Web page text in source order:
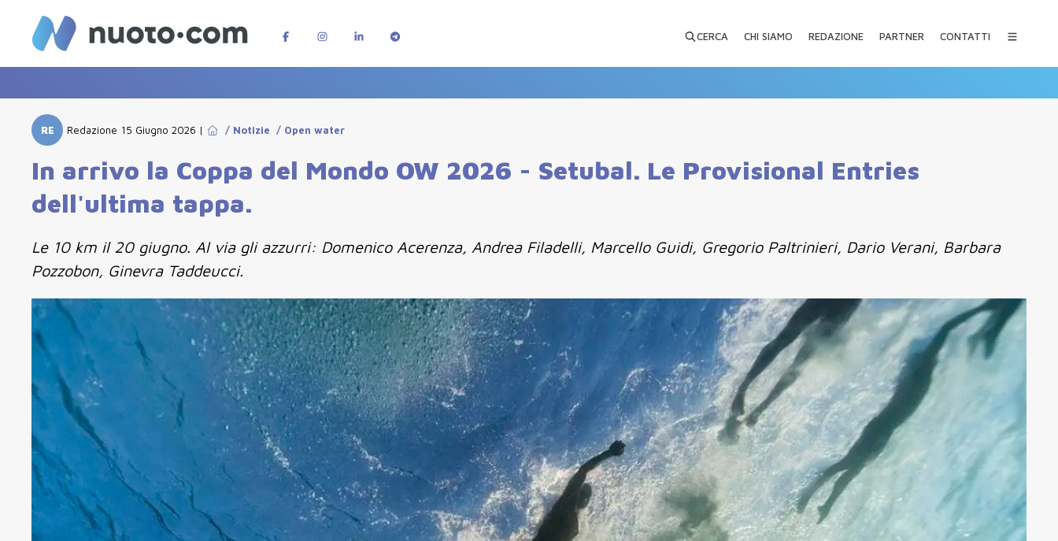
CERCA CHI SIAMO REDAZIONE PARTNER CONTATTI
RE Redazione 15 Giugno 2026 | / Notizie / Open water
In arrivo la Coppa del Mondo OW 2026 - Setubal. Le Provisional Entries
dell'ultima tappa.
Le 10 km il 20 giugno. Al via gli azzurri: Domenico Acerenza, Andrea Filadelli, Marcello Guidi, Gregorio Paltrinieri, Dario Verani, Barbara
Pozzobon, Ginevra Taddeucci.